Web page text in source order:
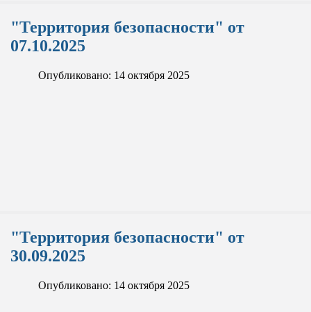
"Территория безопасности" от
07.10.2025
Опубликовано: 14 октября 2025
"Территория безопасности" от
30.09.2025
Опубликовано: 14 октября 2025